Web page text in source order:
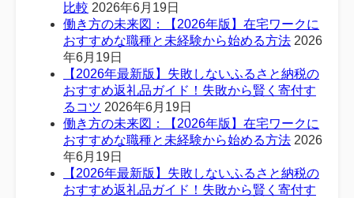
比較 2026年6月19日
働き方の未来図：【2026年版】在宅ワークに
おすすめな職種と未経験から始める方法 2026
年6月19日
【2026年最新版】失敗しないふるさと納税の
おすすめ返礼品ガイド！失敗から賢く寄付す
るコツ 2026年6月19日
働き方の未来図：【2026年版】在宅ワークに
おすすめな職種と未経験から始める方法 2026
年6月19日
【2026年最新版】失敗しないふるさと納税の
おすすめ返礼品ガイド！失敗から賢く寄付す